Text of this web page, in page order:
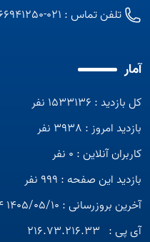
تلفن تماس : 021-66941250
آمار
کل بازدید : 1533136 نفر
بازدید امروز : 3938 نفر
کاربران آنلاین : 0 نفر
بازدید این صفحه : 999 نفر
آخرین بروزرسانی : 1405/05/10 13:04
آی پی : 216.73.216.33